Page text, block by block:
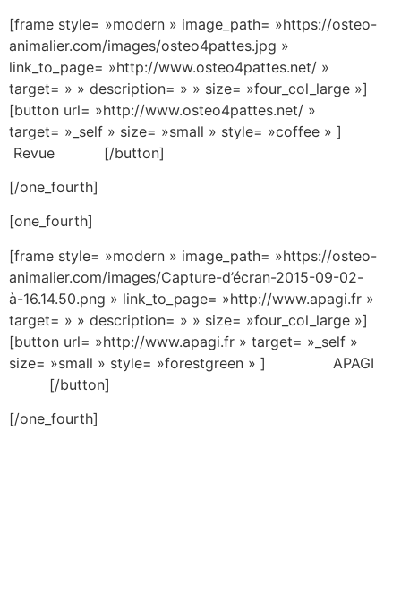
[frame style= »modern » image_path= »https://osteo-
animalier.com/images/osteo4pattes.jpg »
link_to_page= »http://www.osteo4pattes.net/ »
target= » » description= » » size= »four_col_large »]
[button url= »http://www.osteo4pattes.net/ »
target= »_self » size= »small » style= »coffee » ]
Revue [/button]
[/one_fourth]
[one_fourth]
[frame style= »modern » image_path= »https://osteo-
animalier.com/images/Capture-d’écran-2015-09-02-
à-16.14.50.png » link_to_page= »http://www.apagi.fr »
target= » » description= » » size= »four_col_large »]
[button url= »http://www.apagi.fr » target= »_self »
size= »small » style= »forestgreen » ] APAGI
[/button]
[/one_fourth]